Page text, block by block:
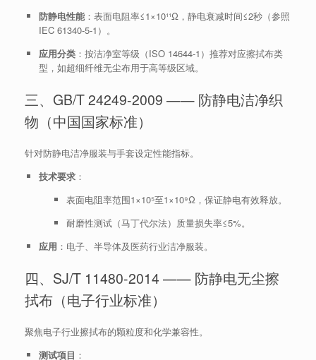
防静电性能：表面电阻率≤1×10¹¹Ω，静电衰减时间≤2秒（参照
IEC 61340-5-1）。
应用分类：按洁净室等级（ISO 14644-1）推荐对应擦拭布类
型，如超细纤维无尘布用于高等级区域。
三、GB/T 24249-2009 —— 防静电洁净织
物（中国国家标准）
针对防静电洁净服装与手套设定性能指标。
技术要求：
表面电阻率范围1×10⁵至1×10⁹Ω，保证静电有效释放。
耐磨性测试（马丁代尔法）质量损失率≤5%。
应用 ：电子、半导体及医药行业洁净服装。
四、SJ/T 11480-2014 —— 防静电无尘擦
拭布（电子行业标准）
聚焦电子行业擦拭布的颗粒度和化学兼容性。
测试项目 ：